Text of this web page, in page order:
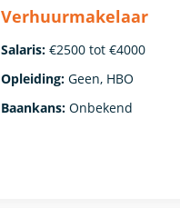
Verhuurmakelaar
Salaris: €2500 tot €4000
Opleiding: Geen, HBO
Baankans: Onbekend